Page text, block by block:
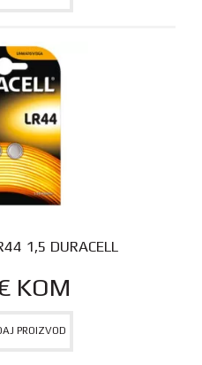
1,5 DURACELL
KOM
PROIZVOD